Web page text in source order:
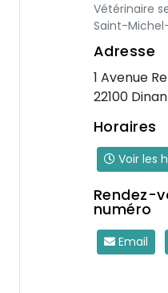
Vétérinaire
Saint-
Adresse
1 Avenue
22100 Dinan
Horaires
Voir les
Rendez-
numéro
Email